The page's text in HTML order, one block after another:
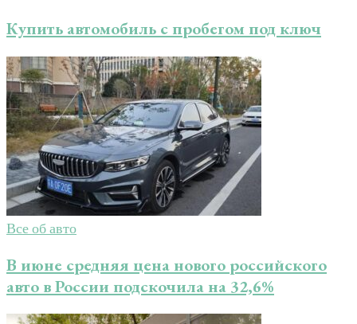
Купить автомобиль с пробегом под ключ
Все об авто
В июне средняя цена нового российского
авто в России подскочила на 32,6%